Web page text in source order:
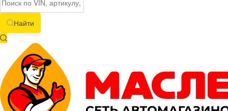
Найти